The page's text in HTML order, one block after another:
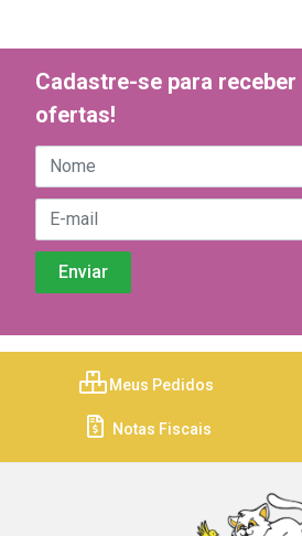
Cadastre-se para
ofertas!
Meus Pedidos
Notas Fiscais